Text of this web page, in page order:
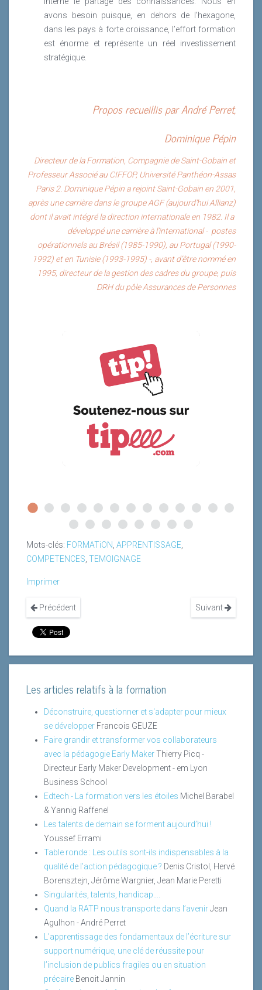
avons besoin puisque, en dehors de l’hexagone,
dans les pays à forte croissance, l’effort formation
est énorme et représente un réel investissement
stratégique.
Propos recueillis par André Perret,
Dominique Pépin
Directeur de la Formation, Compagnie de Saint-Gobain et
Professeur Associé au CIFFOP, Université Panthéon-Assas
Paris 2. Dominique Pépin a rejoint Saint-Gobain en 2001,
après une carrière dans le groupe AGF (aujourd’hui Allianz)
dont il avait intégré la direction internationale en 1982. Il a
développé une carrière à l’international - postes
opérationnels au Brésil (1985-1990), au Portugal (1990-
1992) et en Tunisie (1993-1995) -, avant d’être nommé en
1995, directeur de la gestion des cadres du groupe, puis
DRH du pôle Assurances de Personnes
Mots-clés: FORMATiON APPRENTISSAGE
COMPETENCES TEMOIGNAGE
Imprimer
Précédent Suivant
Les articles relatifs à la formation
Déconstruire, questionner et s'adapter pour mieux
se développer Francois GEUZE
Faire grandir et transformer vos collaborateurs
avec la pédagogie Early MakerThierry Picq -
Directeur Early Maker Development - em Lyon
Business School
Edtech - La formation vers les étoiles Michel Barabel
& Yannig Raffenel
Les talents de demain se forment aujourd’hui !
Youssef Errami
Table ronde : Les outils sont-ils indispensables à la
qualité de l’action pédagogique ? Denis Cristol, Hervé
Borensztejn, Jérôme Wargnier, Jean Marie Peretti
Singularités, talents, handicap….
Quand la RATP nous transporte dans l’avenirJean
Agulhon - André Perret
L’apprentissage des fondamentaux de l’écriture sur
support numérique, une clé de réussite pour
l’inclusion de publics fragiles ou en situation
précaire Benoit Jannin